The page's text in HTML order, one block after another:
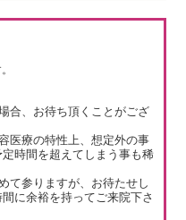
合、お待ち頂くことがござ
医療の特性上、想定外の事
時間を超えてしまう事も稀
て参りますが、お待たせし
に余裕を持ってご来院下さ